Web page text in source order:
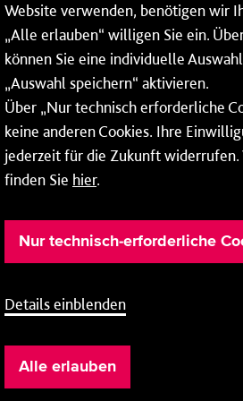
Wochenenden und Feiertagen
Anrufe je nach Themenauswahl
RMV oder von nextbike
ausschließlich Auskünfte zum
meinRad.
Website verwenden, benötigen wir
„Alle erlauben“ willigen Sie ein.
können Sie eine individuelle
„Auswahl speichern“ aktivieren.
Über „Nur technisch erforderliche
keine anderen Cookies. Ihre
jederzeit für die Zukunft
finden Sie hier.
Nur technisch-erforderliche
Details einblenden
Alle erlauben